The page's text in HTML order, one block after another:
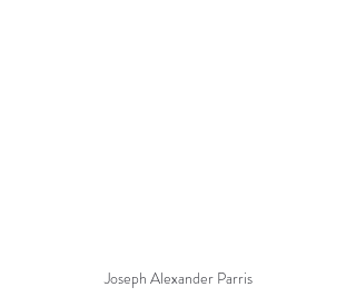
Joseph Alexander Parris